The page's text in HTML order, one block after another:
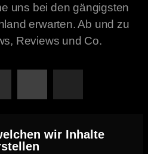
uns bei den gängigsten
erwarten. Ab und zu
Reviews und Co.
wir Inhalte